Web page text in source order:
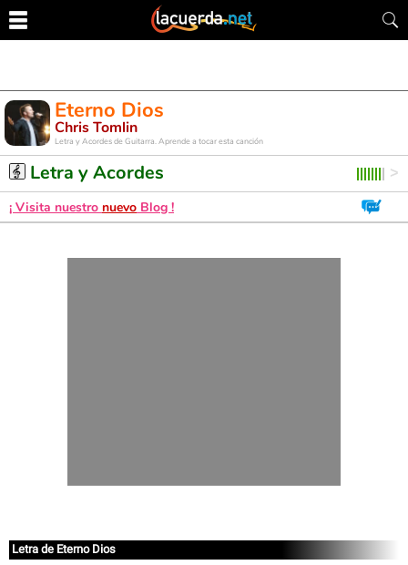
Eterno Dios
Chris Tomlin
Letra y Acordes de Guitarra. Aprende a tocar esta canción
Letra y Acordes
¡ Visita nuestro nuevo Blog !
Letra de Eterno Dios